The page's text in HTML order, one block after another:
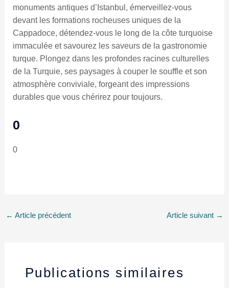
monuments antiques d’Istanbul, émerveillez-vous
devant les formations rocheuses uniques de la
Cappadoce, détendez-vous le long de la côte turquoise
immaculée et savourez les saveurs de la gastronomie
turque. Plongez dans les profondes racines culturelles
de la Turquie, ses paysages à couper le souffle et son
atmosphère conviviale, forgeant des impressions
durables que vous chérirez pour toujours.
0
0
← Article précédent Article suivant →
Publications similaires